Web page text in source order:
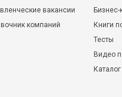
в
Как
компания
вакансии
компаний
Книги
Тесты
Видео